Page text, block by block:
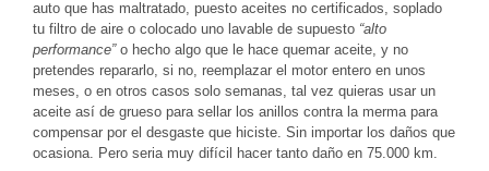
auto que has maltratado, puesto aceites no certificados, soplado
tu filtro de aire o colocado uno lavable de supuesto “alto
performance” o hecho algo que le hace quemar aceite, y no
pretendes repararlo, si no, reemplazar el motor entero en unos
meses, o en otros casos solo semanas, tal vez quieras usar un
aceite así de grueso para sellar los anillos contra la merma para
compensar por el desgaste que hiciste. Sin importar los daños que
ocasiona. Pero seria muy difícil hacer tanto daño en 75.000 km.